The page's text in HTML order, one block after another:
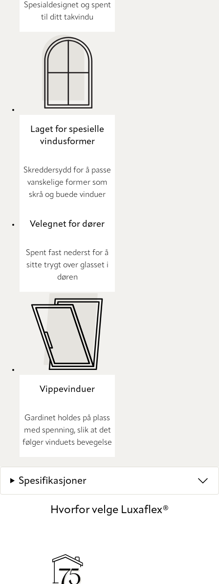
Spesialdesignet og spent
til ditt takvindu
Laget for spesielle
vindusformer
Skreddersydd for å passe
vanskelige former som
skrå og buede vinduer
Velegnet for dører
Spent fast nederst for å
sitte trygt over glasset i
døren
Vippevinduer
Gardinet holdes på plass
med spenning, slik at det
følger vinduets bevegelse
Spesifikasjoner
Hvorfor velge Luxaflex®